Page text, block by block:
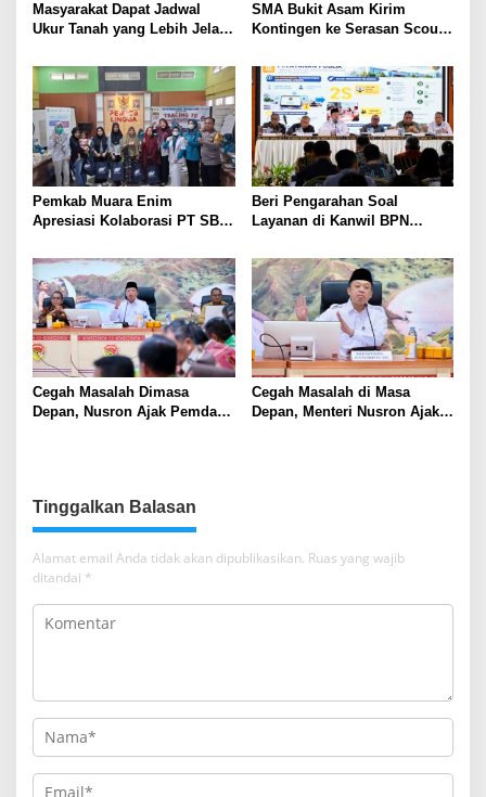
Masyarakat Dapat Jadwal
Ukur Tanah yang Lebih Jelas
Terjadwal
SMA Bukit Asam Kirim
Kontingen ke Serasan Scout
Karakter dan Kepemimpinan
Siswa
Pemkab Muara Enim
Apresiasi Kolaborasi PT SBS
Warga Sekitar Tambang
Beri Pengarahan Soal
Layanan di Kanwil BPN
Nusron: Gunakan Sudut
Pandang Masyarakat
Cegah Masalah Dimasa
Depan, Nusron Ajak Pemda
Cegah Masalah di Masa
Depan, Menteri Nusron Ajak
Tinggalkan Balasan
Alamat email Anda tidak akan dipublikasikan. Ruas yang wajib
ditandai *